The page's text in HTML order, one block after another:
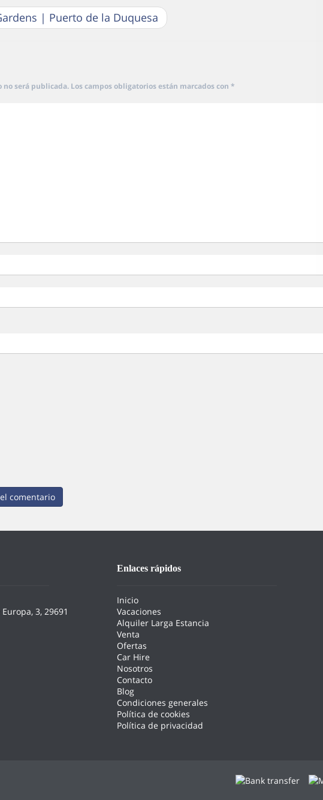
| Puerto de la Duquesa
no será publicada. Los campos obligatorios están marcados con *
3, 29691
Enlaces rápidos
Inicio
Vacaciones
Alquiler Larga Estancia
Venta
Ofertas
Car Hire
Nosotros
Contacto
Blog
Condiciones generales
Política de cookies
Política de privacidad